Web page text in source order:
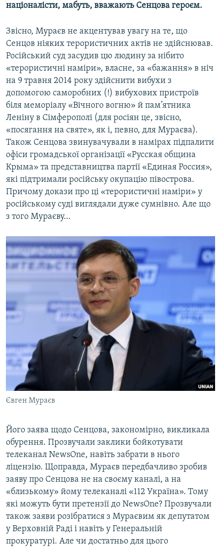
націоналісти, мабуть, вважають Сенцова героєм.
Звісно, Мураєв не акцентував увагу на те, що
Сенцов ніяких терористичних актів не здійснював.
Російський суд засудив цю людину за нібито
«терористичні наміри», власне, за «бажання» в ніч
на 9 травня 2014 року здійснити вибухи з
допомогою саморобних (!) вибухових пристроїв
біля меморіалу «Вічного вогню» й пам’ятника
Леніну в Сімферополі (для росіян це, звісно,
«посягання на святе», як і, певно, для Мураєва).
Також Сенцова звинувачували в намірах підпалити
офіси громадської організації «Русская община
Крыма» та представництва партії «Единая Россия»,
які підтримали російську окупацію півострова.
Причому докази про ці «терористичні наміри» у
російському суді виглядали дуже сумнівно. Але що
з того Мураєву…
Євген Мураєв
Його заява щодо Сенцова, закономірно, викликала
обурення. Прозвучали заклики бойкотувати
телеканал NewsOne, навіть забрати в нього
ліцензію. Щоправда, Мураєв передбачливо зробив
заяву про Сенцова не на своєму каналі, а на
«близькому» йому телеканалі «112 Україна». Тому
які можуть бути претензії до NewsOne? Прозвучали
також заяви розібратися з Мураєвим як депутатом
у Верховній Раді і навіть у Генеральній
прокуратурі. Але чи достатньо для цього